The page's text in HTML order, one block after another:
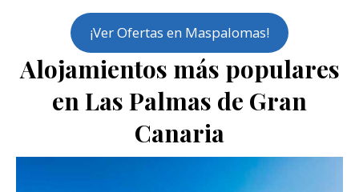
¡Ver Ofertas en Maspalomas!
Alojamientos más populares
en Las Palmas de Gran
Canaria